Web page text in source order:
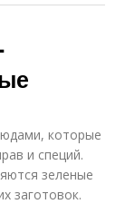
на зиму
с уксусом
которые
и специй.
зеленые
заготовок.